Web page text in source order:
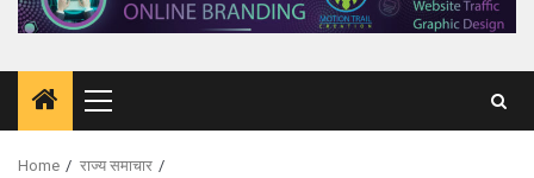
Primary
Menu
Home
राज्य समाचार